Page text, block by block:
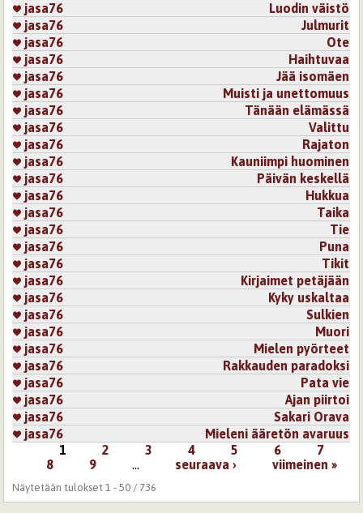
jasa76
Luodin väistö
jasa76
Julmurit
jasa76
Ote
jasa76
Haihtuvaa
jasa76
Jää isomäen
jasa76
Muisti ja unettomuus
jasa76
Tänään elämässä
jasa76
Valittu
jasa76
Rajaton
jasa76
Kauniimpi huominen
jasa76
Päivän keskellä
jasa76
Hukkua
jasa76
Taika
jasa76
Tie
jasa76
Puna
jasa76
Tikit
jasa76
Kirjaimet petäjään
jasa76
Kyky uskaltaa
jasa76
Sulkien
jasa76
Muori
jasa76
Mielen pyörteet
jasa76
Rakkauden paradoksi
jasa76
Pata vie
jasa76
Ajan piirtoi
jasa76
Sakari Orava
jasa76
Mieleni ääretön avaruus
1 2 3 4 5 6
7
8
9 … seuraava › viimeinen »
Näytetään tulokset 1 - 50 / 736